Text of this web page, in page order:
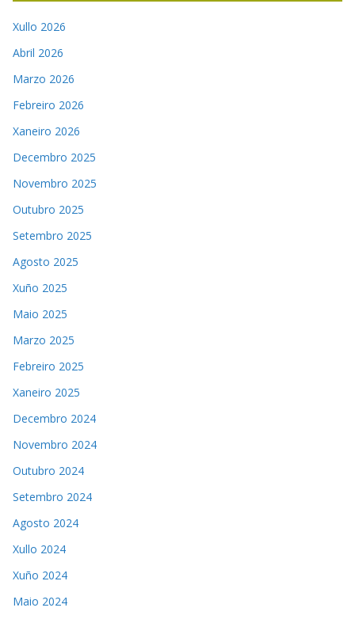
Xullo 2026
Abril 2026
Marzo 2026
Febreiro 2026
Xaneiro 2026
Decembro 2025
Novembro 2025
Outubro 2025
Setembro 2025
Agosto 2025
Xuño 2025
Maio 2025
Marzo 2025
Febreiro 2025
Xaneiro 2025
Decembro 2024
Novembro 2024
Outubro 2024
Setembro 2024
Agosto 2024
Xullo 2024
Xuño 2024
Maio 2024